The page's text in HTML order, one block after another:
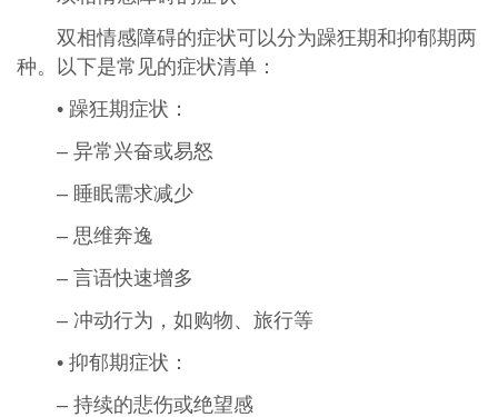
双相情感障碍的症状可以分为躁狂期和抑郁期两
种。以下是常见的症状清单：
• 躁狂期症状：
– 异常兴奋或易怒
– 睡眠需求减少
– 思维奔逸
– 言语快速增多
– 冲动行为，如购物、旅行等
• 抑郁期症状：
– 持续的悲伤或绝望感